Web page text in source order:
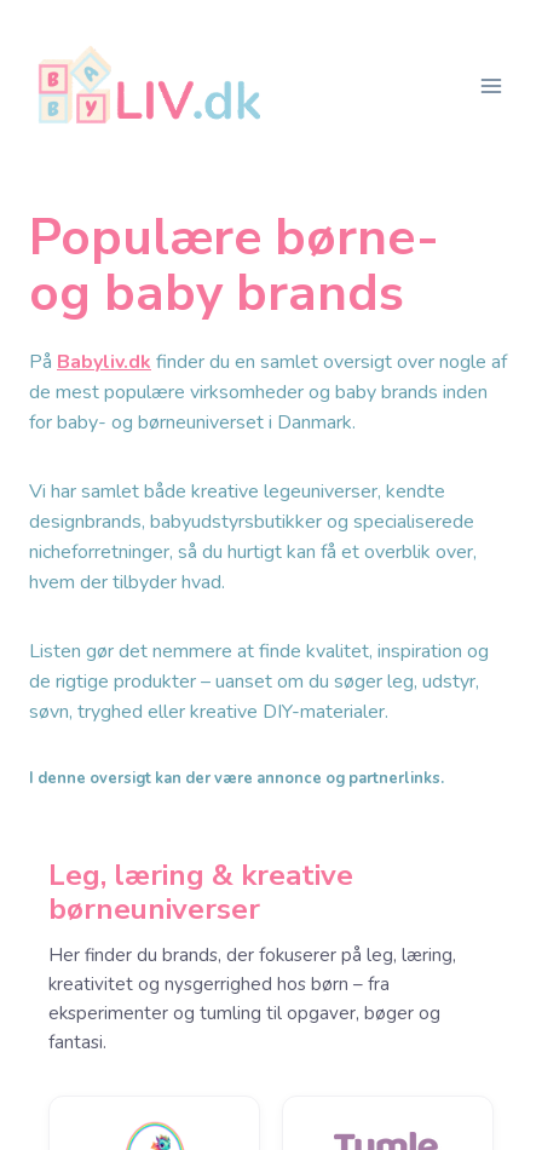
indhold
Populære børne-
og baby brands
På Babyliv.dk finder du en samlet oversigt over nogle af
de mest populære virksomheder og baby brands inden
for baby- og børneuniverset i Danmark.
Vi har samlet både kreative legeuniverser, kendte
designbrands, babyudstyrsbutikker og specialiserede
nicheforretninger, så du hurtigt kan få et overblik over,
hvem der tilbyder hvad.
Listen gør det nemmere at finde kvalitet, inspiration og
de rigtige produkter – uanset om du søger leg, udstyr,
søvn, tryghed eller kreative DIY-materialer.
I denne oversigt kan der være annonce og partnerlinks.
Leg, læring & kreative
børneuniverser
Her finder du brands, der fokuserer på leg, læring,
kreativitet og nysgerrighed hos børn – fra
eksperimenter og tumling til opgaver, bøger og
fantasi.